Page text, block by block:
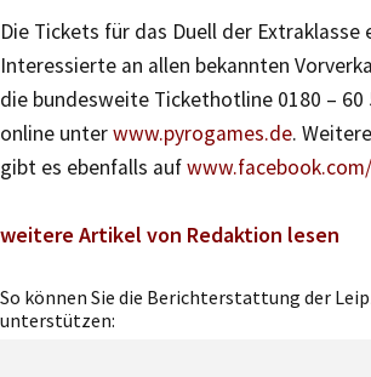
Die Tickets für das Duell der Extraklasse
Interessierte an allen bekannten
die bundesweite Tickethotline 0180 – 60
online unterwww.pyrogames.de.
gibt es ebenfalls auf
weitere Artikel von Redaktion lesen
So können Sie die Berichterstattung der
unterstützen: